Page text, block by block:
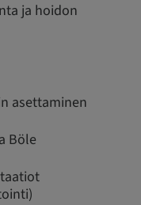
ja hoidon
asettaminen
Böle